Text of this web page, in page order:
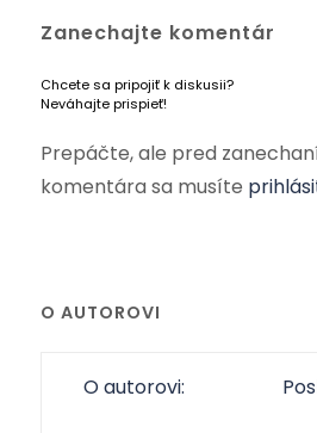
Zanechajte komentár
Chcete sa pripojiť k diskusii?
Neváhajte prispieť!
Prepáčte, ale pred
komentára sa musíte
O AUTOROVI
O autorovi: